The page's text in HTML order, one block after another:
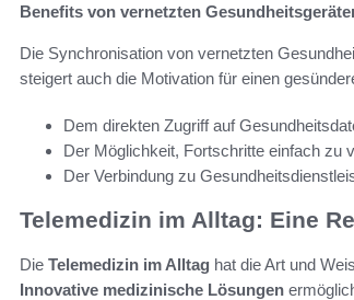
Benefits von vernetzten
Die Synchronisation von vernetzten
steigert auch die Motivation für einen
Dem direkten Zugriff auf
Der Möglichkeit, Fortschritte einfach zu
Der Verbindung zu
Telemedizin im Alltag: Eine
Die Telemedizin im Alltag hat die Art und
Innovative medizinische Lösungen